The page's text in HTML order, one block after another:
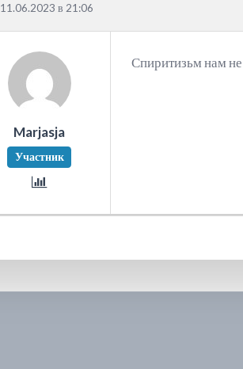
11.06.2023 в 21:06
Marjasja
Участник
Спиритизьм нам